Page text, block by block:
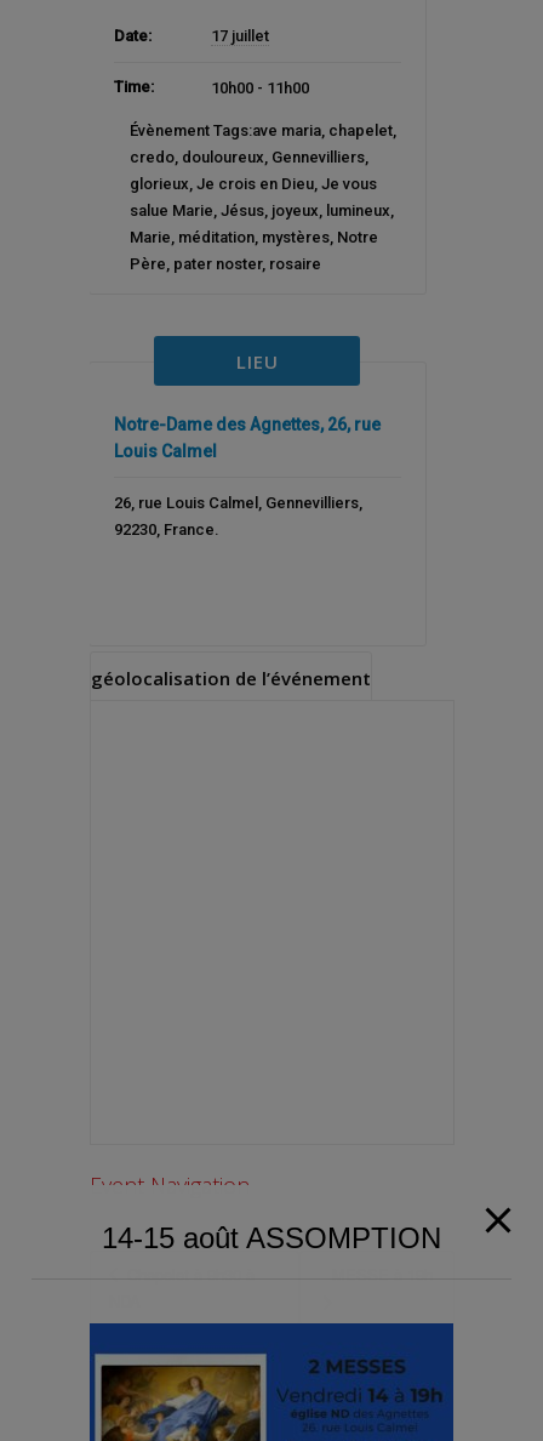
Date: 17 juillet
Time: 10h00 - 11h00
Évènement Tags:ave maria, chapelet,
credo, douloureux Gennevilliers,
glorieux Je crois en Dieu, Je vous
salue Marie Jésus, joyeux lumineux
Marie méditation, mystères, Notre
Père pater noster, rosaire
LIEU
Notre-Dame des Agnettes, 26, rue
Louis Calmel
26, rue Louis Calmel, Gennevilliers,
92230, France
géolocalisation de l’événement
Event Navigation
14-15 août ASSOMPTION